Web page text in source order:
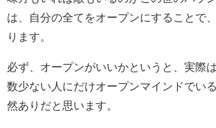
は、自分の全てをオープンにすることで
ります。
必ず、オープンがいいかというと、実際
数少ない人にだけオープンマインドでい
然ありだと思います。